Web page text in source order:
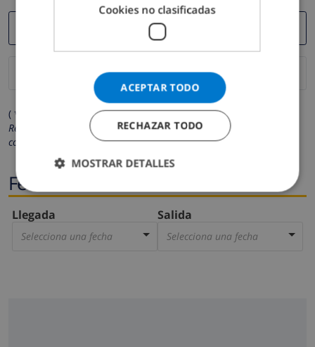
( * Los campos marcados con un asterisco son obligatorios )
Respetamos su privacidad. Sus datos personales no serán
compartidos con ninguna otra persona o empresa.
Fechas
Llegada
Selecciona una fecha
Salida
Selecciona una fecha
Cookies no clasificadas
ACEPTAR TODO
RECHAZAR TODO
MOSTRAR DETALLES